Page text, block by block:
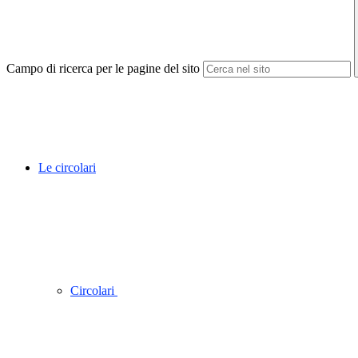
Campo di ricerca per le pagine del sito
Le circolari
Circolari